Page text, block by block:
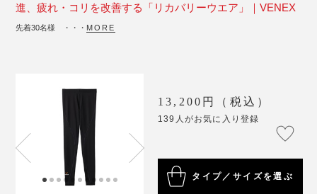
進、疲れ・コリを改善する「リカバリーウエア」｜VENEX
先着30名様 ・・・ MORE
13,200円（税込）
139人がお気に入り登録
タイプ／サイズを選ぶ